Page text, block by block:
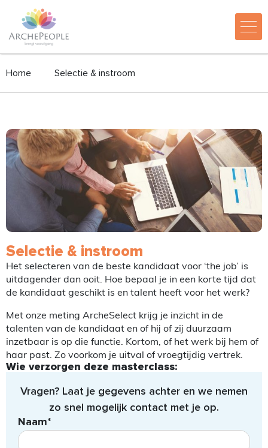
Home Selectie & instroom
Selectie & instroom
Het selecteren van de beste kandidaat voor ‘the job’ is
uitdagender dan ooit. Hoe bepaal je in een korte tijd dat
de kandidaat geschikt is en talent heeft voor het werk?
Met onze meting ArcheSelect krijg je inzicht in de
talenten van de kandidaat en of hij of zij duurzaam
inzetbaar is op die functie. Kortom, of het werk bij hem of
haar past. Zo voorkom je uitval of vroegtijdig vertrek.
Wie verzorgen deze masterclass:
Vragen? Laat je gegevens achter en we nemen
zo snel mogelijk contact met je op.
Naam*